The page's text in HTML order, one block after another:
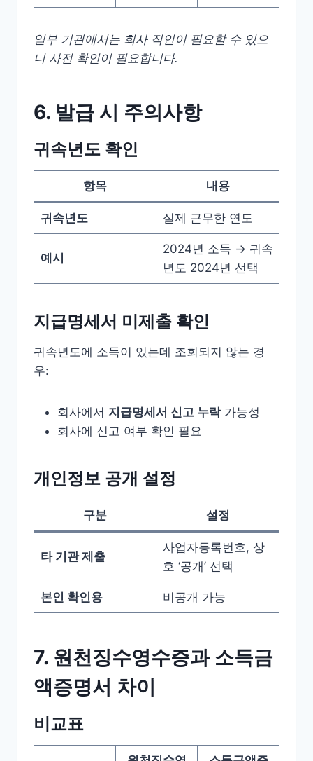
일부 기관에서는 회사 직인이 필요할 수 있으
니 사전 확인이 필요합니다.
6. 발급 시 주의사항
귀속년도 확인
항목 내용
귀속년도 실제 근무한 연도
예시
2024년 소득 → 귀속
년도 2024년 선택
지급명세서 미제출 확인
귀속년도에 소득이 있는데 조회되지 않는 경
우:
회사에서 지급명세서 신고 누락가능성
회사에 신고 여부 확인 필요
개인정보 공개 설정
구분 설정
타 기관 제출
사업자등록번호, 상
호 ‘공개’ 선택
본인 확인용 비공개 가능
7. 원천징수영수증과 소득금
액증명서 차이
비교표